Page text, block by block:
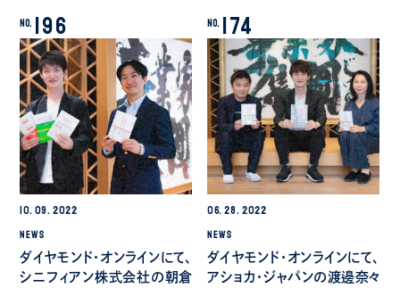
No. 196
10. 09. 2022
NEWS
ダイヤモンド・オンラインにて、
シニフィアン株式会社の朝倉
No. 174
06. 28. 2022
NEWS
ダイヤモンド・オンラインにて、
アショカ・ジャパンの渡邊奈々